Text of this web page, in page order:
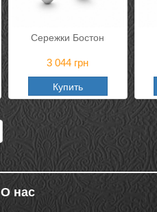
Сережки Бостон
3 044 грн
Купить
О нас